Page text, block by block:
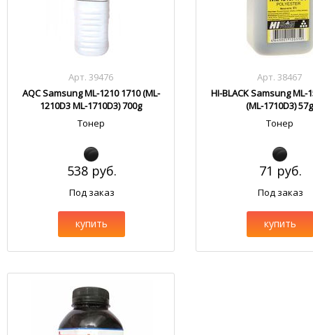
Арт. 39476
AQC Samsung ML-1210 1710 (ML-
1210D3 ML-1710D3) 700g
Тонер
538 руб.
Под заказ
купить
Арт. 38467
HI-BLACK Samsung ML-
(ML-1710D3) 57g
Тонер
71 руб.
Под заказ
купить